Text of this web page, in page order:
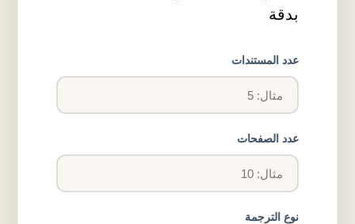
بدقة
عدد المستندات
عدد الصفحات
نوع الترجمة